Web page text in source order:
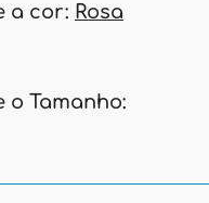
a cor: Rosa
o Tamanho: